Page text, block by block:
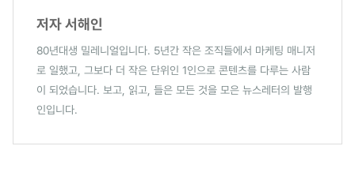
저자 서해인
80년대생 밀레니얼입니다. 5년간 작은 조직들에서 마케팅 매니저
로 일했고, 그보다 더 작은 단위인 1인으로 콘텐츠를 다루는 사람
이 되었습니다. 보고, 읽고, 들은 모든 것을 모은 뉴스레터의 발행
인입니다.